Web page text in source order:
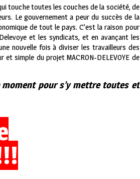
touche toutes les couches de la société, de
Le gouvernement a peur du succès de la
de tout le pays. C’est la raison pour
et les syndicats, et en avançant les
nouvelle fois à diviser les travailleurs des
simple du projet MACRON-DELEVOYE de
moment pour s’y mettre toutes et